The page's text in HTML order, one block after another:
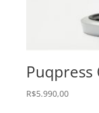
Puqpress
R$5.990,00